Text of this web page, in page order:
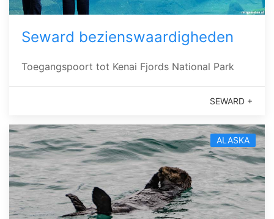
Seward bezienswaardigheden
Toegangspoort tot Kenai Fjords National Park
SEWARD +
ALASKA